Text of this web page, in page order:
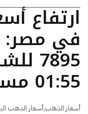
ارتفاع
01:55 مساءًا
أسعار الذهب,أسعار الذهب